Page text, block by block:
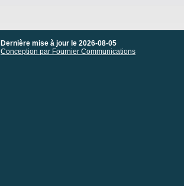
Dernière mise à jour le 2026-08-05
Conception par Fournier Communications